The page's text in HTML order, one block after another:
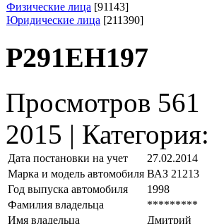
Физические лица [91143]
Юридические лица [211390]
Р291ЕН197
Просмотров 561
2015 | Категория:
Дата постановки на учет
27.02.2014
Марка и модель автомобиля ВАЗ 21213
Год выпуска автомобиля
1998
Фамилия владельца
*********
Имя владельца
Дмитрий